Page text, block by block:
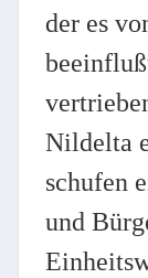
der es
Nildelta
schufen
und